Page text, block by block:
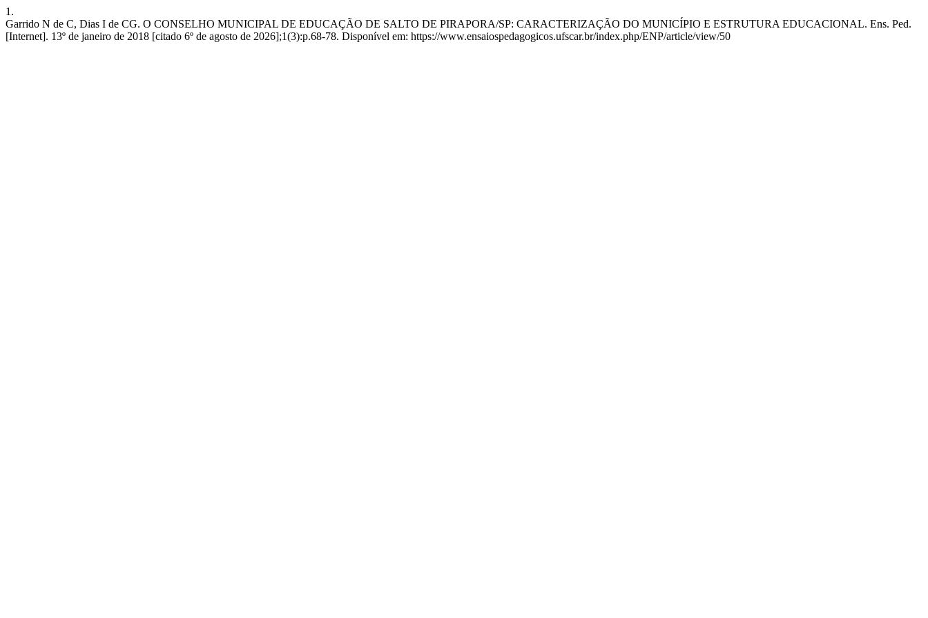
1.
Garrido N de C, Dias I de CG. O CONSELHO MUNICIPAL DE EDUCAÇÃO DE SALTO DE PIRAPORA/SP: CARACTERIZAÇÃO DO MUNICÍPIO E ESTRUTURA EDUCACIONAL. Ens. Ped.
[Internet]. 13º de janeiro de 2018 [citado 6º de agosto de 2026];1(3):p.68-78. Disponível em: https://www.ensaiospedagogicos.ufscar.br/index.php/ENP/article/view/50